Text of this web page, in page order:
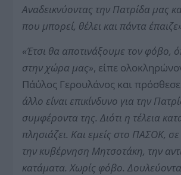
Αναδεικνύοντας την Πατρίδα μας
που μπορεί, θέλει και πάντα έπαιζε
«Έτσι θα αποτινάξουμε τον φόβο,
στην χώρα μας», είπε
Πάύλος Γερουλάνος και
άλλο είναι επικίνδυνο για την
συμφέροντα της.Διότι η τέλεια
πλησιάζει. Και εμείς στο ΠΑΣΟΚ,
την κυβέρνηση Μητσοτάκη, την
κατάματα.Χωρίς φόβο.